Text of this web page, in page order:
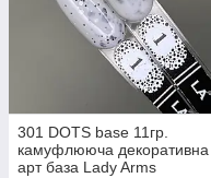
301 DOTS base 11гр.
камуфлююча декоративна
арт база Lady Arms